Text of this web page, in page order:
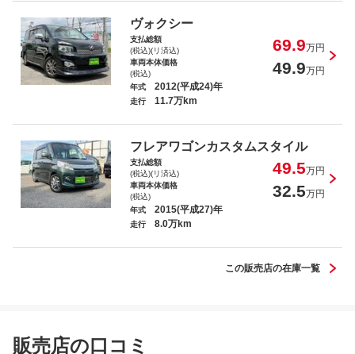
エルグランド ２５０ハイウェイスターア
ーバンクロム
エスティマ アエラス
ヴォクシー
支払総額
(税込)(リ済込)
69.9万円
車両本体価格
(税込)
49.9万円
年式 2012(平成24)年
走行 11.7万km
フレアワゴンカスタムスタイル
支払総額
(税込)(リ済込)
49.5万円
車両本体価格
(税込)
32.5万円
年式 2015(平成27)年
走行 8.0万km
この販売店の在庫一覧
販売店の口コミ